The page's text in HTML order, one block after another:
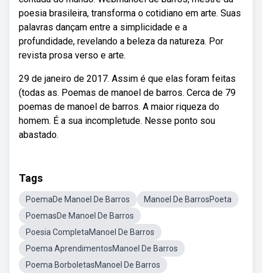
poesia brasileira, transforma o cotidiano em arte. Suas
palavras dançam entre a simplicidade e a
profundidade, revelando a beleza da natureza. Por
revista prosa verso e arte.
29 de janeiro de 2017. Assim é que elas foram feitas
(todas as. Poemas de manoel de barros. Cerca de 79
poemas de manoel de barros. A maior riqueza do
homem. É a sua incompletude. Nesse ponto sou
abastado.
Tags
PoemaDe Manoel De Barros
Manoel De BarrosPoeta
PoemasDe Manoel De Barros
Poesia CompletaManoel De Barros
Poema AprendimentosManoel De Barros
Poema BorboletasManoel De Barros